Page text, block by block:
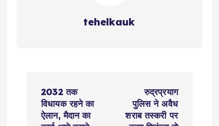
tehelkauk
2032 तक
विधायक रहने का
ऐलान, मैदान का
रुद्रप्रयाग
पुलिस ने अवैध
शराब तस्करी पर